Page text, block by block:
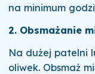
na minimum
2. Obsmażanie
Na dużej patelni
oliwek. Obsmaż